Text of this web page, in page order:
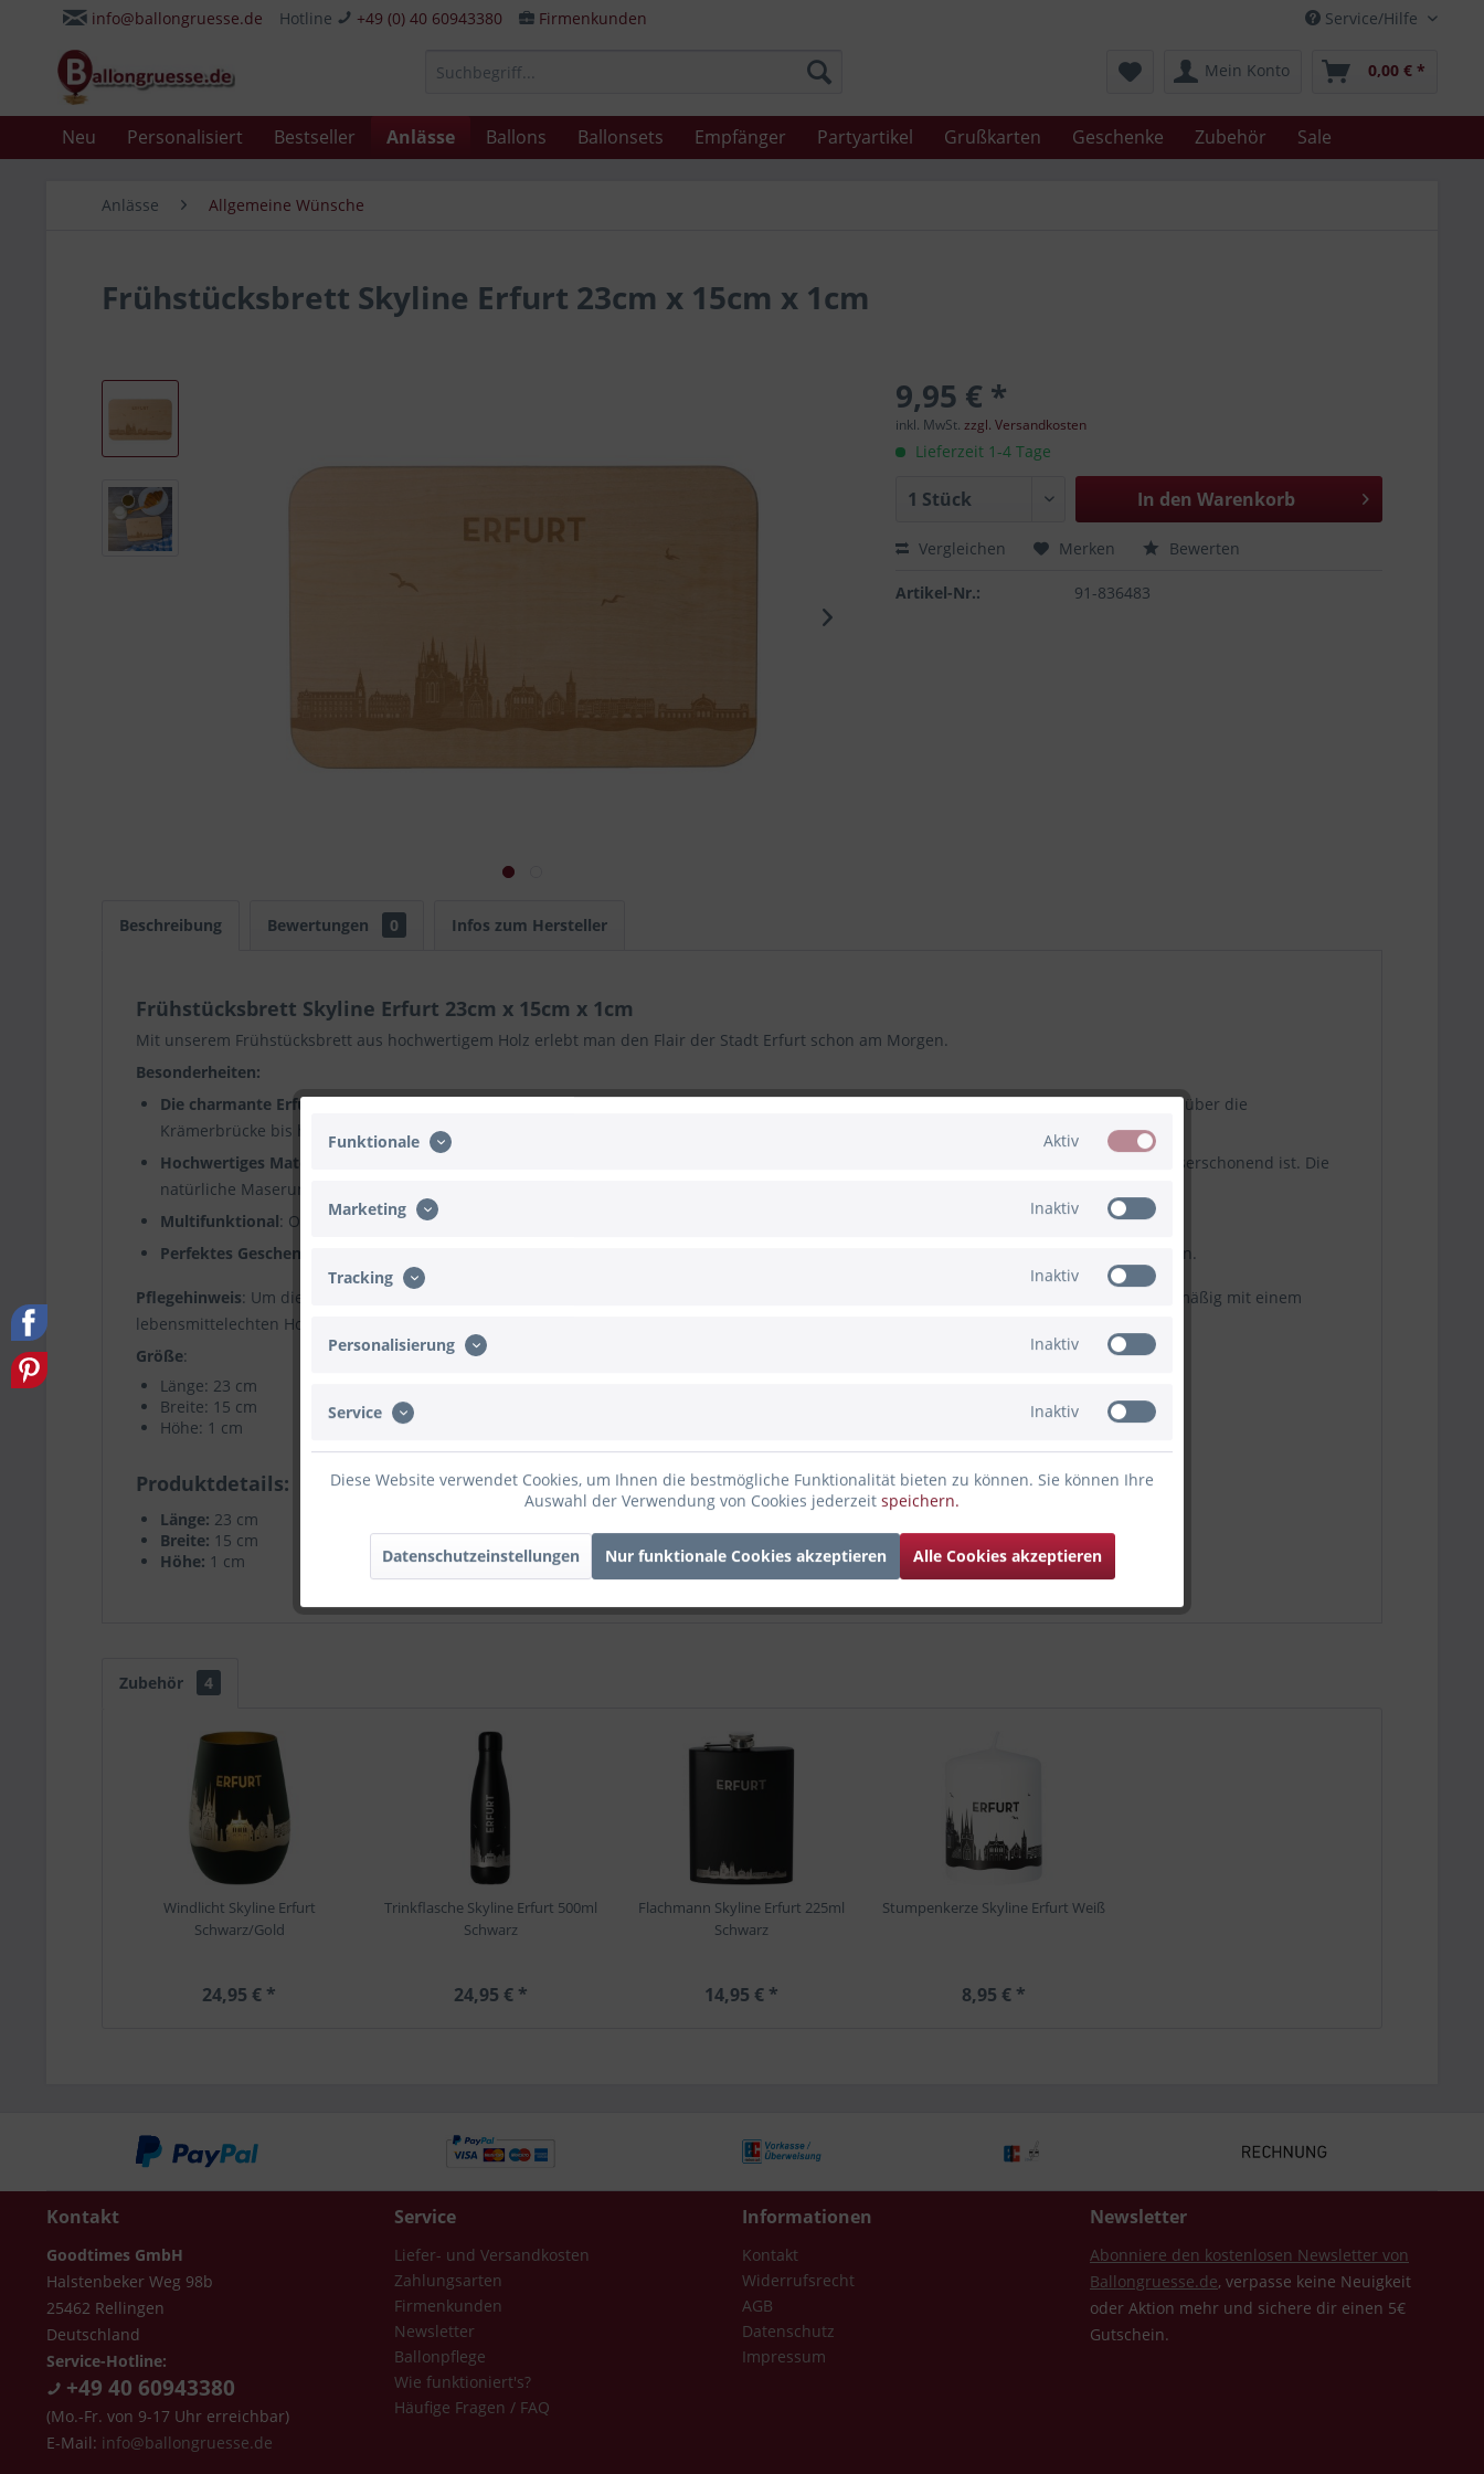
Service/Hilfe
info@ballongruesse.de Hotline +49 (0) 40 60943380 Firmenkunden
Mein Konto 0,00 € *
Neu Personalisiert Bestseller Anlässe Ballons Ballonsets Empfänger Partyartikel Grußkarten Geschenke Zubehör Sale
Anlässe Allgemeine Wünsche
Frühstücksbrett Skyline Erfurt 23cm x 15cm x 1cm
9,95 € *
inkl. MwSt.zzgl. Versandkosten
Lieferzeit 1-4 Tage
In den Warenkorb
Vergleichen Merken Bewerten
Artikel-Nr.: 91-836483
Beschreibung Bewertungen 0 Infos zum Hersteller
Frühstücksbrett Skyline Erfurt 23cm x 15cm x 1cm
Mit unserem Frühstücksbrett aus hochwertigem Holz erlebt man den Flair der Stadt Erfurt schon am Morgen.
Besonderheiten:
Die charmante Erfurter Skyline: Die detailreiche Gravur zeigt die markantesten Gebäude und Wahrzeichen der Stadt – vom Erfurter Dom über die
Krämerbrücke bis hin zum Rathaus. Jedes Mal beim Blick darauf, spürt man ein kleines Stück Erfurt daheim.
Hochwertiges Material
: Das Brett ist aus robustem, nachhaltig geerntetem Holz gefertigt, welches nicht nur langlebig, sondern auch messerschonend ist. Die
natürliche Maserung des Holzes sorgt zusätzlich für ein einzigartiges, edles Erscheinungsbild.
Multifunktional: Ob als Schneideunterlage, Servierbrett oder einfach nur als Dekoration – dieses Frühstücksbrett ist vielseitig einsetzbar.
Perfektes Geschenk
: Für Erfurter, Fans der Stadt oder einfach für alle, die ihr Frühstück mit einem Hauch von Urbanität genießen möchten.
Pflegehinweis: Um die Qualität und Schönheit des Holzes zu bewahren, empfehlen wir, das Brett nur leicht von Hand zu waschen und regelmäßig mit einem
lebensmittelechten Holzöl zu behandeln. Das Brett ist
Größe:
Länge: 23 cm
Breite: 15 cm
Höhe: 1 cm
Produktdetails
Länge: 23 cm
Breite: 15 cm
Höhe: 1 cm
Zubehör 4
Windlicht Skyline Erfurt
Schwarz/Gold
24,95 € *
Trinkflasche Skyline Erfurt 500ml
Schwarz
24,95 € *
Flachmann Skyline Erfurt 225ml
Schwarz
14,95 € *
Stumpenkerze Skyline Erfurt Weiß
8,95 € *
Kontakt
Goodtimes GmbH
Halstenbeker Weg 98b
25462 Rellingen
Deutschland
Service-Hotline:
+49 40 60943380
(Mo.-Fr. von 9-17 Uhr erreichbar)
E-Mail: info@ballongruesse.de
Service
Liefer- und Versandkosten
Zahlungsarten
Firmenkunden
Newsletter
Ballonpflege
Wie funktioniert's?
Häufige Fragen / FAQ
Informationen
Kontakt
Widerrufsrecht
AGB
Datenschutz
Impressum
Newsletter
Abonniere den kostenlosen Newsletter von
Ballongruesse.de, verpasse keine Neuigkeit
oder Aktion mehr und sichere dir einen 5€
Gutschein.
Funktionale Aktiv
Marketing Inaktiv
Tracking Inaktiv
Personalisierung Inaktiv
Service Inaktiv
Diese Website verwendet Cookies, um Ihnen die bestmögliche Funktionalität bieten zu können. Sie können Ihre
Auswahl der Verwendung von Cookies jederzeit speichern.
Datenschutzeinstellungen Nur funktionale Cookies akzeptieren Alle Cookies akzeptieren